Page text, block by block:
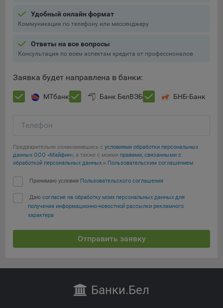
Удобный онлайн формат
Коммуникация по телефону или мессенджеру
Ответы на все вопросы
Консультация по всем аспектам кредита от профессионалов
Заявка будет направлена в банки:
МТбанк Банк БелВЭБ БНБ-Банк
Телефон
Предварительно ознакомившись с условиями обработки персональных
данных ООО «Майфин», а также с моими правами, связанными с
обработкой персональных данных и Пользовательским соглашением:
Принимаю условия Пользовательского соглашения
Даю согласие на обработку моих персональных данных для
получения информационно-новостной рассылки рекламного
характера
Отправить заявку
Банки.Бел